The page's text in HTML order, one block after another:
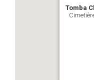
Tomba